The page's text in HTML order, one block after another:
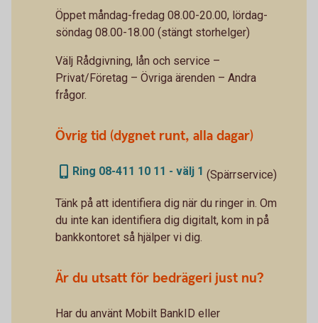
Öppet måndag-fredag 08.00-20.00, lördag-
söndag 08.00-18.00 (stängt storhelger)
Välj Rådgivning, lån och service –
Privat/Företag – Övriga ärenden – Andra
frågor.
Övrig tid (dygnet runt, alla dagar)
Ring 08-411 10 11 - välj 1 (Spärrservice)
Tänk på att identifiera dig när du ringer in. Om
du inte kan identifiera dig digitalt, kom in på
bankkontoret så hjälper vi dig.
Är du utsatt för bedrägeri just nu?
Har du använt Mobilt BankID eller